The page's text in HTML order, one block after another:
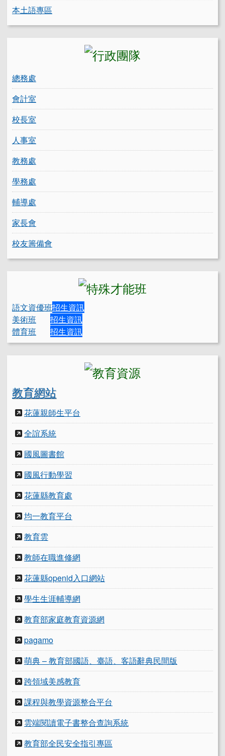
本土語專區
總務處
會計室
校長室
人事室
教務處
學務處
輔導處
家長會
校友籌備會
語文資優班招生資訊
美術班
招生資訊
體育班
招生資訊
教育網站
花蓮親師生平台
全誼系統
國風圖書館
國風行動學習
花蓮縣教育處
均一教育平台
教育雲
教師在職進修網
花蓮縣openid入口網站
學生生涯輔導網
教育部家庭教育資源網
pagamo
萌典 – 教育部國語、臺語、客語辭典民間版
跨領域美感教育
課程與教學資源整合平台
雲端閱讀電子書整合查詢系統
教育部全民安全指引專區